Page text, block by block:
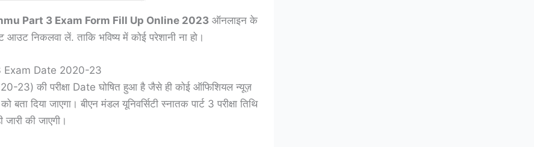
Part 3 Exam Form Fill Up Online 2023ऑनलाइन के
आउट निकलवा लें. ताकि भविष्य में कोई परेशानी ना हो।
Exam Date 2020-23
की परीक्षा Date घोषित हुआ है जैसे ही कोई ऑफिशियल न्यूज़
दिया जाएगा। बीएन मंडल यूनिवर्सिटी स्नातक पार्ट 3 परीक्षा तिथि
जारी की जाएगी।